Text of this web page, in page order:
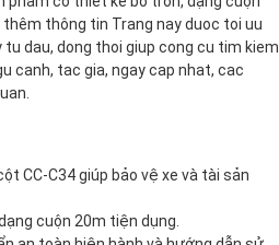
thông tin Trang nay duoc toi uu
tu dau, dong thoi giup cong cu tim kiem
canh, tac gia, ngay cap nhat, cac
CC-C34 giúp bảo vệ xe và tài sản
cuộn 20m tiện dụng.